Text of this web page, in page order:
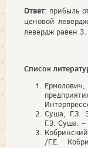
Ответ: прибыль
ценовой
левердж равен 3.
Список
Ермолович,
Суша, Г.З.
Г.З. Суша.
/Г.Е.